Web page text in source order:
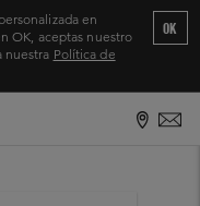
en
OK, aceptas nuestro
nuestra Política de
OK